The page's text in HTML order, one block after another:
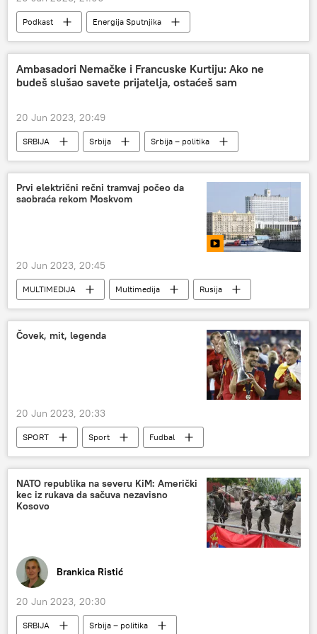
Podkast
Energija Sputnjika
Energetika
Ekonomija
Ambasadori Nemačke i Francuske Kurtiju: Ako ne
budeš slušao savete prijatelja, ostaćeš sam
20 Jun 2023, 20:49
SRBIJA Srbija
Srbija – politika
Kosovo i Metohija (KiM)
Prvi električni rečni tramvaj počeo da
saobraća rekom Moskvom
20 Jun 2023, 20:45
MULTIMEDIJA Multimedija
Rusija
Rusija – društvo
Čovek, mit, legenda
20 Jun 2023, 20:33
SPORT Sport Fudbal
NATO republika na severu KiM: Američki
kec iz rukava da sačuva nezavisno
Kosovo
Brankica Ristić
20 Jun 2023, 20:30
SRBIJA
Srbija – politika